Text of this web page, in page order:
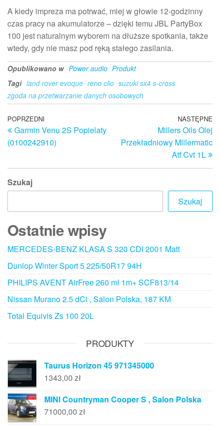
A kiedy impreza ma potrwać, miej w głowie 12-godzinny
czas pracy na akumulatorze – dzięki temu JBL PartyBox
100 jest naturalnym wyborem na dłuższe spotkania, także
wtedy, gdy nie masz pod ręką stałego zasilania.
Opublikowano w Power audio Produkt
Tagi land rover evoque reno clio suzuki sx4 s-cross
zgoda na przetwarzanie danych osobowych
Nawigacja
wpisu
Poprzedni
wpis
POPRZEDNI
Garmin Venu 2S Popielaty
(0100242910)
NASTĘPNE
Millers Oils Olej
Przekładniowy Millermatic
Atf Cvt 1L
Szukaj
Szukaj
Ostatnie wpisy
MERCEDES-BENZ KLASA S 320 CDI 2001 Matt
Dunlop Winter Sport 5 225/50R17 94H
PHILIPS AVENT AirFree 260 ml 1m+ SCF813/14
Nissan Murano 2.5 dCi , Salon Polska, 187 KM
Total Equivis Zs 100 20L
PRODUKTY
Taurus Horizon 45 971345000
1343,00 zł
MINI Countryman Cooper S , Salon Polska
71000,00 zł